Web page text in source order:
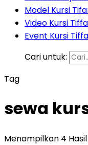
Model Kursi
Video Kursi
Event Kursi
Cari untuk:
Tag
sewa
Menampilkan 4 Hasil